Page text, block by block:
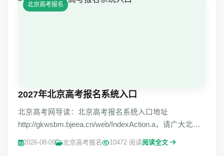
北京高考报名
2027年北京高考报名系统入口
北京高考网导读：北京高考报名系统入口地址
http://gkwsbm.bjeea.cn/web/IndexAction.a，请广大北京
考生登录报名。 北京高考报名入口：http://www.bjeea.cn/
2026-08-09 北京高考报名 10472 阅读阅读全文